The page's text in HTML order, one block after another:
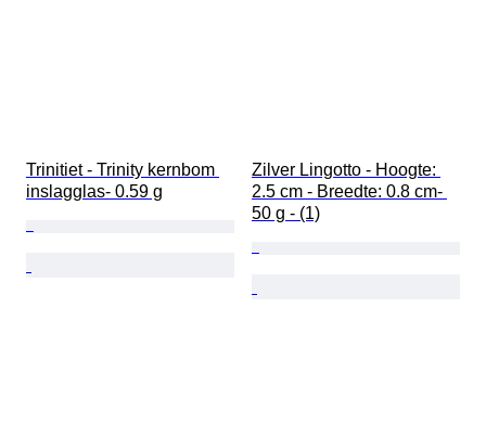
Trinitiet - Trinity kernbom
inslagglas- 0.59 g
Zilver Lingotto - Hoogte:
2.5 cm - Breedte: 0.8 cm-
50 g - (1)